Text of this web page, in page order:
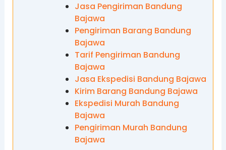
Jasa Pengiriman Bandung
Bajawa
Pengiriman Barang Bandung
Bajawa
Tarif Pengiriman Bandung
Bajawa
Jasa Ekspedisi Bandung Bajawa
Kirim Barang Bandung Bajawa
Ekspedisi Murah Bandung
Bajawa
Pengiriman Murah Bandung
Bajawa